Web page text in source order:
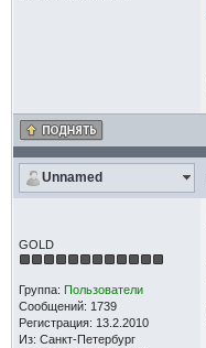
Unnamed
GOLD
Группа: Пользователи
Сообщений: 1739
Регистрация: 13.2.2010
Из: Санкт-Петербург